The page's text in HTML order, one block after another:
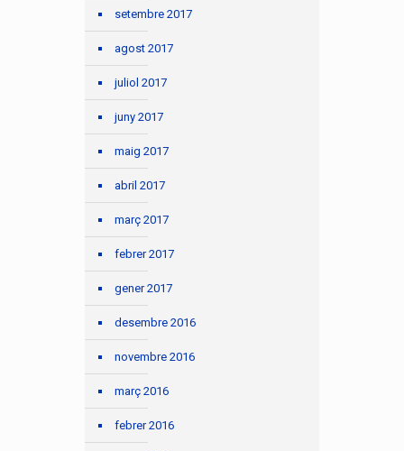
setembre 2017
agost 2017
juliol 2017
juny 2017
maig 2017
abril 2017
març 2017
febrer 2017
gener 2017
desembre 2016
novembre 2016
març 2016
febrer 2016